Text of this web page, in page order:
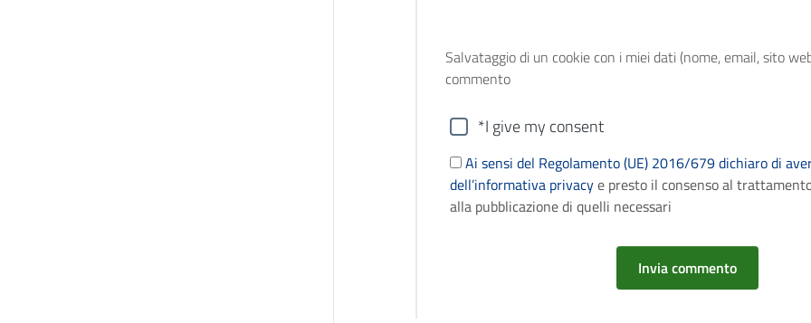
Salvataggio di un cookie con i miei dati (nome, email, sito
commento
*I give my consent
Ai sensi del Regolamento (UE) 2016/679 dichiaro di
dell’informativa privacye presto il consenso al
alla pubblicazione di quelli necessari